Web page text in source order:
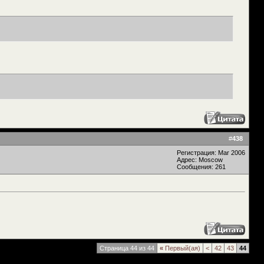
#438
Регистрация: Mar 2006
Адрес: Moscow
Сообщения: 261
Страница 44 из 44 « Первый(ая) < 42 43 44